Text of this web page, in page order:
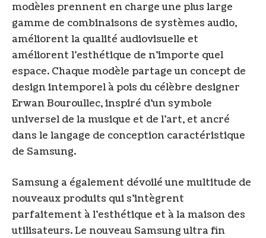
modèles prennent en charge une plus large
gamme de combinaisons de systèmes audio,
améliorent la qualité audiovisuelle et
améliorent l’esthétique de n’importe quel
espace. Chaque modèle partage un concept de
design intemporel à pois du célèbre designer
Erwan Bouroullec, inspiré d’un symbole
universel de la musique et de l’art, et ancré
dans le langage de conception caractéristique
de Samsung.
Samsung a également dévoilé une multitude de
nouveaux produits qui s’intègrent
parfaitement à l’esthétique et à la maison des
utilisateurs. Le nouveau Samsung ultra fin